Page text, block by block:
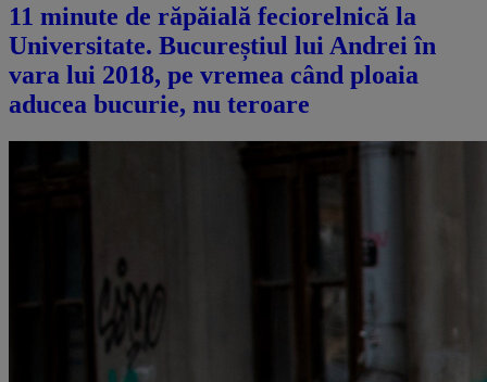
11 minute de răpăială feciorelnică la
Universitate. Bucureștiul lui Andrei în
vara lui 2018, pe vremea când ploaia
aducea bucurie, nu teroare